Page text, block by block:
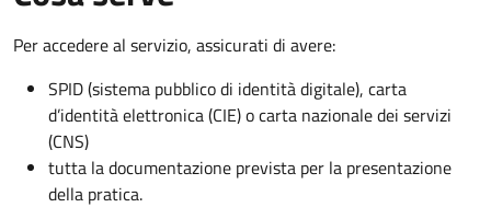
Per accedere al servizio, assicurati di avere:
SPID (sistema pubblico di identità digitale), carta
d’identità elettronica (CIE) o carta nazionale dei servizi
(CNS)
tutta la documentazione prevista per la presentazione
della pratica.